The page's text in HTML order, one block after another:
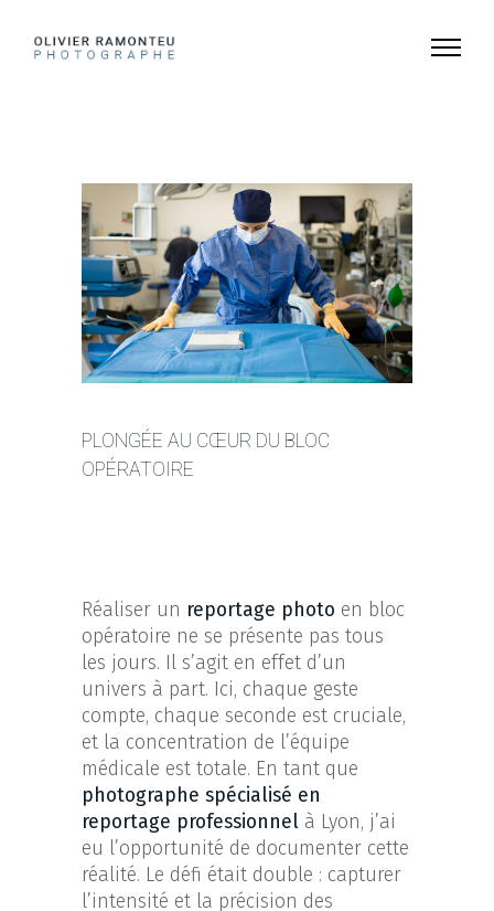
PLONGÉE AU CŒUR DU BLOC
OPÉRATOIRE
Réaliser un reportage photo en bloc
opératoire ne se présente pas tous
les jours. Il s’agit en effet d’un
univers à part. Ici, chaque geste
compte, chaque seconde est cruciale,
et la concentration de l’équipe
médicale est totale. En tant que
photographe spécialisé en
reportage professionnel à Lyon, j’ai
eu l’opportunité de documenter cette
réalité. Le défi était double : capturer
l’intensité et la précision des